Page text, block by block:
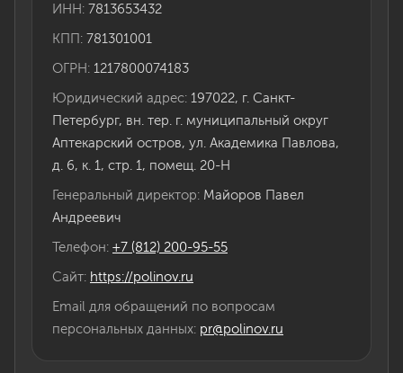
ИНН: 7813653432
КПП: 781301001
ОГРН: 1217800074183
Юридический адрес: 197022, г. Санкт-
Петербург, вн. тер. г. муниципальный округ
Аптекарский остров, ул. Академика Павлова,
д. 6, к. 1, стр. 1, помещ. 20-Н
Генеральный директор: Майоров Павел
Андреевич
Телефон: +7 (812) 200-95-55
Сайт: https://polinov.ru
Email для обращений по вопросам
персональных данных: pr@polinov.ru